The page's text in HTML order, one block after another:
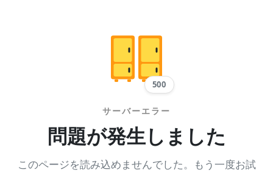
500
サーバーエラー
問題が発生しました
このページを読み込めませんでした。もう一度お試